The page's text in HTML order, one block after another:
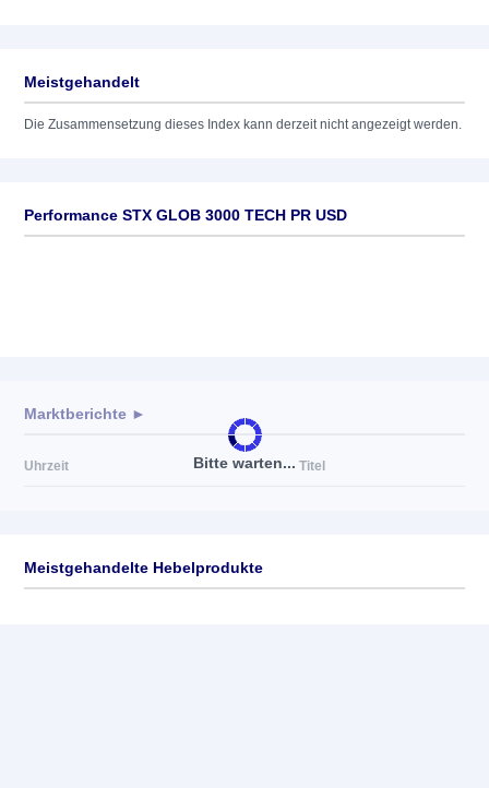
Meistgehandelt
Die Zusammensetzung dieses Index kann derzeit nicht angezeigt werden.
Performance STX GLOB 3000 TECH PR USD
Bitte warten...
Marktberichte ►
Uhrzeit Titel
Meistgehandelte Hebelprodukte